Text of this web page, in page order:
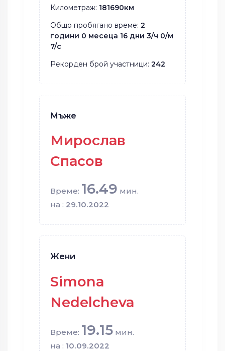
Километраж: 181690км
Общо пробягано време: 2
години 0 месеца 16 дни 3/ч 0/м
7/с
Рекорден брой участници: 242
Мъже
Мирослав
Спасов
Време: 16.49 мин.
на : 29.10.2022
Жени
Simona
Nedelcheva
Време: 19.15 мин.
на : 10.09.2022